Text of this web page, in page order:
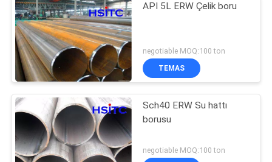
API 5L ERW Çelik boru
negotiable MOQ:100 ton
TEMAS
Sch40 ERW Su hattı
borusu
negotiable MOQ:100 ton